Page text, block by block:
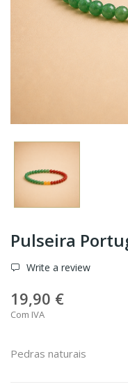
Pulseira
Write a review
19,90 €
Com IVA
Pedras naturais